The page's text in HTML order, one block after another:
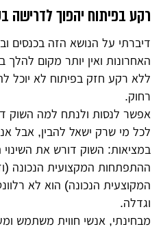
רקע בפיתוח יהפוך לדרישה
דיברתי על הנושא הזה בכנסים
האחרונות ואין יותר מקום
ללא רקע חזק בפיתוח לא יוכל
רחוק.
אפשר לנסות ולנתח למה השוק
לכל מי שרק ישאל להבין, אבל
במציאות: השוק דורש את השינוי
ההתפתחות המקצועית הנכונה
המקוצעית הנכונה) הוא לא
וגדלה.
מבחינתי, אנשי חווית משתמש